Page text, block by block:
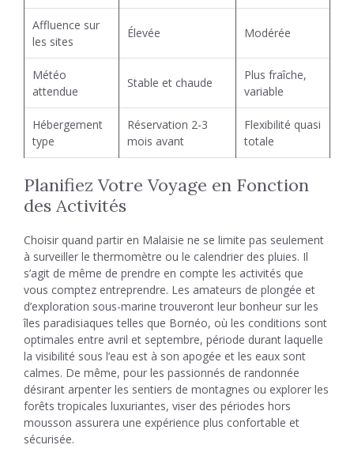
Affluence sur
les sites
Élevée Modérée
Météo
attendue
Stable et chaude
Plus fraîche,
variable
Hébergement
type
Réservation 2-3
mois avant
Flexibilité quasi
totale
Planifiez Votre Voyage en Fonction
des Activités
Choisir quand partir en Malaisie ne se limite pas seulement
à surveiller le thermomètre ou le calendrier des pluies. Il
s’agit de même de prendre en compte les activités que
vous comptez entreprendre. Les amateurs de plongée et
d’exploration sous-marine trouveront leur bonheur sur les
îles paradisiaques telles que Bornéo, où les conditions sont
optimales entre avril et septembre, période durant laquelle
la visibilité sous l’eau est à son apogée et les eaux sont
calmes. De même, pour les passionnés de randonnée
désirant arpenter les sentiers de montagnes ou explorer les
forêts tropicales luxuriantes, viser des périodes hors
mousson assurera une expérience plus confortable et
sécurisée.